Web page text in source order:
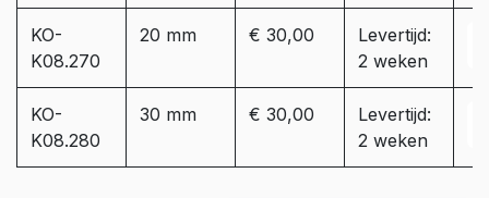
KO-
K08.270
20 mm € 30,00
Levertijd:
2 weken
KO-
K08.280
30 mm € 30,00
Levertijd:
2 weken